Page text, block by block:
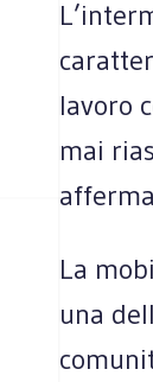
lavoro
mai
La
una